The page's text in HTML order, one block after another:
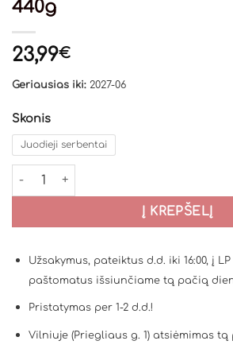
440g
23,99€
Geriausias iki: 2027-06
Skonis
Juodieji serbentai
produkto kiekis: Nutriversum PWO +
Į KREPŠELĮ
Užsakymus, pateiktus d.d. iki 16:00, į
paštomatus išsiunčiame tą pačią
Pristatymas per 1-2 d.d.!
Vilniuje (Priegliaus g. 1) atsiėmimas tą